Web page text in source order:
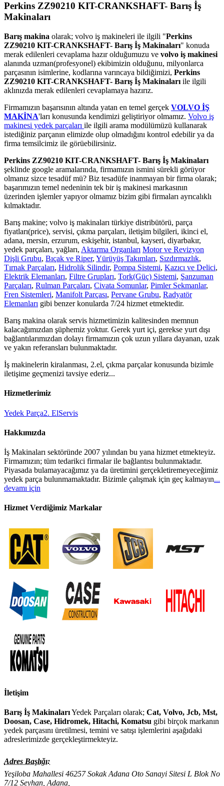
Perkins ZZ90210 KIT-CRANKSHAFT- Barış İş
Makinaları
Barış makina olarak; volvo iş makineleri ile ilgili "Perkins
ZZ90210 KIT-CRANKSHAFT- Barış İş Makinaları" konuda
merak edilenleri cevaplama hazır olduğumuzu ve volvo iş makinesi
alanında uzman(profesyonel) ekibimizin olduğunu, milyonlarca
parçasının isimlerine, kodlarına varıncaya bildiğimizi, Perkins
ZZ90210 KIT-CRANKSHAFT- Barış İş Makinaları ile ilgili
aklınızda merak edilenleri cevaplamaya hazırız.
Firmamızın başarısının altında yatan en temel gerçek VOLVO İŞ
MAKİNA'ları konusunda kendimizi geliştiriyor olmamız. Volvo iş
makinesi yedek parçaları ile ilgili arama modülümüzü kullanarak
istediğiniz parçanın elimizde olup olmadığını kontrol edebilir ya da
firma temsilcimiz ile görüebilirsiniz.
Perkins ZZ90210 KIT-CRANKSHAFT- Barış İş Makinaları
şeklinde google aramalarında, firmamızın ismini sürekli görüyor
olmanız sizce tesadüf mü? Biz tesadüfe inanmayan bir firma olarak;
başarımızın temel nedeninin tek bir iş makinesi markasının
üzerinden işlemler yapıyor olmamız bizim gibi firmaları ayrıcalıklı
kılmaktadır.
Barış makine; volvo iş makinaları türkiye distribütörü, parça
fiyatları(price), servisi, çıkma parçaları, iletişim bilgileri, ikinci el,
adana, mersin, erzurum, eskişehir, istanbul, kayseri, diyarbakır,
yedek parçaları, yağları, Aktarma Organları Motor ve Revizyon
Dişli Grubu, Bıçak ve Riper, Yürüyüş Takımları, Sızdırmazlık,
Tırnak Parçaları, Hidrolik Silindir, Pompa Sistemi, Kazıcı ve Delici,
Elektrik Elemanları, Filtre Grupları, Tork(Güç) Sistemi, Şanzuman
Parçaları, Rulman Parçaları, Civata Somunlar, Pimler Sekmanlar,
Fren Sistemleri, Manifolt Parçası, Pervane Grubu, Radyatör
Elemanları gibi benzer konularda 7/24 hizmet etmektedir.
Barış makina olarak servis hizmetimizin kalitesinden memnun
kalacağımızdan şüphemiz yoktur. Gerek yurt içi, gerekse yurt dışı
bağlantılarımızdan dolayı firmamızın çok uzun yıllara dayanan, uzak
ve yakın referansları bulunmaktadır.
İş makinelerin kiralanması, 2.el, çıkma parçalar konusunda bizimle
iletişime geçmenizi tavsiye ederiz...
Hizmetlerimiz
Yedek Parça2. ElServis
Hakkımızda
İş Makinaları sektöründe 2007 yılından bu yana hizmet etmekteyiz.
Firmamızın; tüm tedarikci firmalar ile bağlantısı bulunmaktadır.
Piyasada bulamayacağımız ya da üretimini gerçekletiremeyeceğimiz
yedek parça bulunmamaktadır. Bizimle çalışmak için geç kalmayın...
devamı için
Hizmet Verdiğimiz Markalar
İletişim
Barış İş MakinalarıYedek Parçaları olarak; Cat, Volvo, Jcb, Mst,
Doosan, Case, Hidromek, Hitachi, Komatsu gibi birçok markanın
yedek parçasını üretilmesi, temini ve satışı işlemlerini aşağıdaki
adreslerimizde gerçekleştirmekteyiz.
Adres Başlığı:
Yeşiloba Mahallesi 46257 Sokak Adana Oto Sanayi Sitesi L Blok No
7/12 Seyhan, Adana,